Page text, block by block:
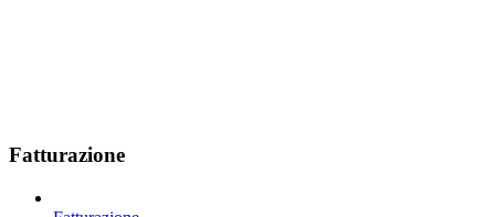
Fatturazione